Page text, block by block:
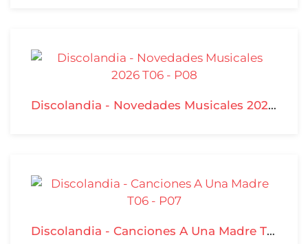
Discolandia - Novedades Musicales 2026 T06 - P08
Discolandia - Canciones A Una Madre T06 - P07